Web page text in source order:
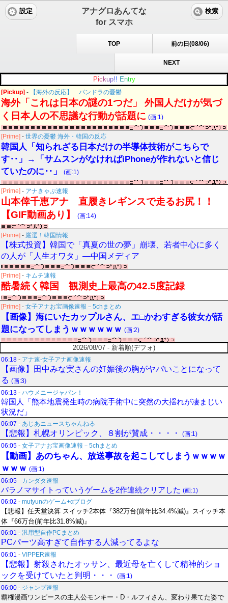
アナグロあんてな
for スマホ
設定 検索
TOP 前の日(08/06)
NEXT
Pic kup!! Entry
[Pickup] - 【海外の反応】 パンドラの憂鬱
海外「これは日本の謎の1つだ」 外国人だけが気づ
く日本人の不思議な行動が話題に (画:1)
[Prime] - 世界の憂鬱 海外・韓国の反応
韓国人「知られざる日本だけの半導体技術がこちらで
す‥」→「サムスンがなければiPhoneが作れないと信じ
ていたのに‥」
(画:1)
[Prime] - アナきゃぷ速報
山本倖千恵アナ 直履きレギンスで走るお尻！！
【GIF動画あり】
(画:14)
[Prime] - 厳選！韓国情報
【株式投資】韓国で「真夏の世の夢」崩壊、若者中心に多く
の人が「人生オワタ」―中国メディア
[Prime] - キムチ速報
酷暑続く韓国 観測史上最高の42.5度記録
[Prime] - 女子アナお宝画像速報－5chまとめ
【画像】海にいたカップルさん、エ□かわすぎる彼女が話
題になってしまうｗｗｗｗｗｗ (画:2)
2026/08/07 - 新着順(デフォ)
06:18 - アナ速‐女子アナ画像速報
【画像】田中みな実さんの妊娠後の胸がヤバいことになって
る (画:3)
06:13 - ハウメニージャパン！
韓国人「熊本地震発生時の病院手術中に突然の大揺れが凄まじい
状況だ」
06:07 - あじあニュースちゃんねる
【悲報】札幌オリンピック、８割が賛成・・・・
(画:1)
06:05 - 女子アナお宝画像速報－5chまとめ
【動画】あのちゃん、放送事故を起こしてしまうｗｗｗｗ
ｗｗｗ (画:1)
06:05 - カンダタ速報
パラノマサイトっていうゲームを2作連続クリアした (画:1)
06:02 - mutyunのゲーム+αブログ
【悲報】任天堂決算 スイッチ2本体『382万台(前年比34.4%減)』スイッチ本
体『66万台(前年比31.8%減)』
06:01 - 汎用型自作PCまとめ
PCパーツ高すぎて自作する人減ってるよな
06:01 - VIPPER速報
【悲報】射殺されたオッサン、最近母を亡くして精神的ショ
ックを受けていたと判明・・・
(画:1)
06:00 - ジャンプ速報
覇権漫画ワンピースの主人公モンキー・D・ルフィさん、変わり果てた姿で